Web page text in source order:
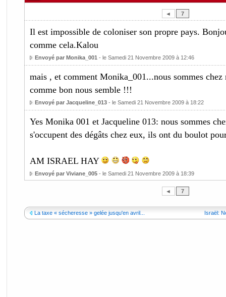
◄ 7
Il est impossible de coloniser son propre pays.
comme cela.Kalou
Envoyé par Monika_001 - le Samedi 21 Novembre 2009 à 12:46
mais , et comment Monika_001...nous sommes chez
comme bon nous semble !!!
Envoyé par Jacqueline_013- le Samedi 21 Novembre 2009 à 18:22
Yes Monika 001 et Jacqueline 013: nous sommes
s'occupent des dégâts chez eux, ils ont du boulot
AM ISRAEL HAY
Envoyé par Viviane_005- le Samedi 21 Novembre 2009 à 18:39
◄ 7
La taxe « sécheresse » gelée jusqu'en avril... Israël: